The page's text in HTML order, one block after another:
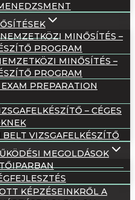
MINŐSÍTÉS –
PROGRAM
MINŐSÍTÉS –
PROGRAM
PREPARATION
– CÉGES
VIZSGAFELKÉSZÍTŐ
MEGOLDÁSOK
KÉPZÉSEINKRŐL A